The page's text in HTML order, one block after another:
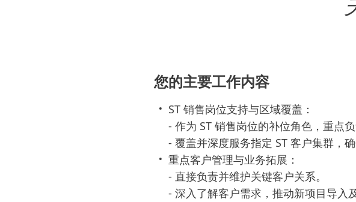
您的主要工作内容
ST 销售岗位支持与区域覆盖：
- 作为 ST 销售岗位的补位角色，重点
- 覆盖并深度服务指定 ST 客户集群，
重点客户管理与业务拓展：
- 直接负责并维护关键客户关系。
- 深入了解客户需求，推动新项目导入